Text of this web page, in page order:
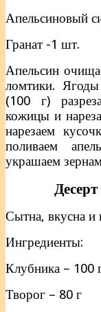
Апельсиновый
Гранат -1 шт.
Апельсин
ломтики. Ягоды
(100 г)
кожицы и
нарезаем
поливаем
украшаем
Сытна, вкусна и
Ингредиенты:
Клубника – 100
Творог – 80 г